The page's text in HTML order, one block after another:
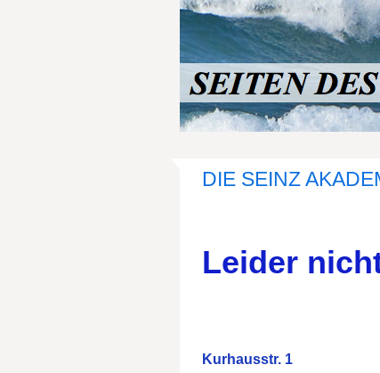
DIE SEINZ
Leider
Kurhausstr. 1